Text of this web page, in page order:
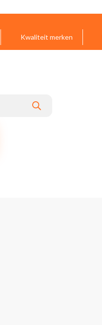
Kwaliteit merken